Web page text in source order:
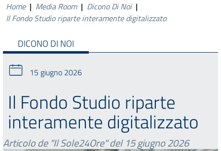
Home | Media Room | Dicono Di Noi |
Il Fondo Studio riparte interamente digitalizzato
DICONO DI NOI
15 giugno 2026
Il Fondo Studio riparte
interamente digitalizzato
Articolo de "Il Sole24Ore" del 15 giugno 2026